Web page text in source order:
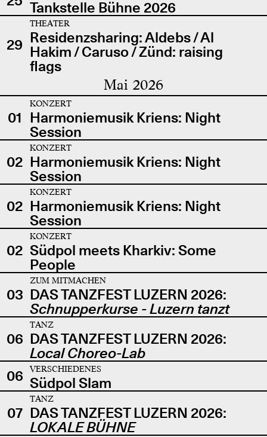
Tankstelle Bühne 2026
29
THEATER
Residenzsharing: Aldebs / Al
Hakim / Caruso / Zünd: raising
flags
Mai 2026
01
KONZERT
Harmoniemusik Kriens: Night
Session
02
KONZERT
Harmoniemusik Kriens: Night
Session
02
KONZERT
Harmoniemusik Kriens: Night
Session
02
KONZERT
Südpol meets Kharkiv: Some
People
03
ZUM MITMACHEN
DAS TANZFEST LUZERN 2026:
Schnupperkurse - Luzern tanzt
06
TANZ
DAS TANZFEST LUZERN 2026:
Local Choreo-Lab
06
VERSCHIEDENES
Südpol Slam
07
TANZ
DAS TANZFEST LUZERN 2026:
LOKALE BÜHNE